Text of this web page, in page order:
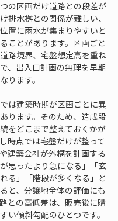
の区画だけ道路との段差が
排水桝との関係が難しい、
置に雨水が集まりやすいと
ことがあります。区画ごと
路境界、宅盤想定高を重ね
、出入口計画の無理を早期
ります。
は建築時期が区画ごとに異
ります。そのため、造成段
をどこまで整えておくかが
時点では宅盤だけが整って
建築会社が外構を計画する
思ったより急になる」「玄
る」「階段が多くなる」と
と、分譲地全体の評価にも
との高低差は、販売後に購
い傾斜勾配のひとつです。